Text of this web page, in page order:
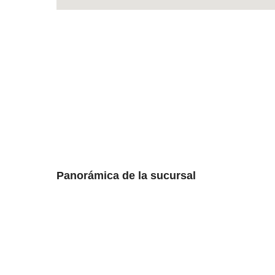
Panorámica de la sucursal